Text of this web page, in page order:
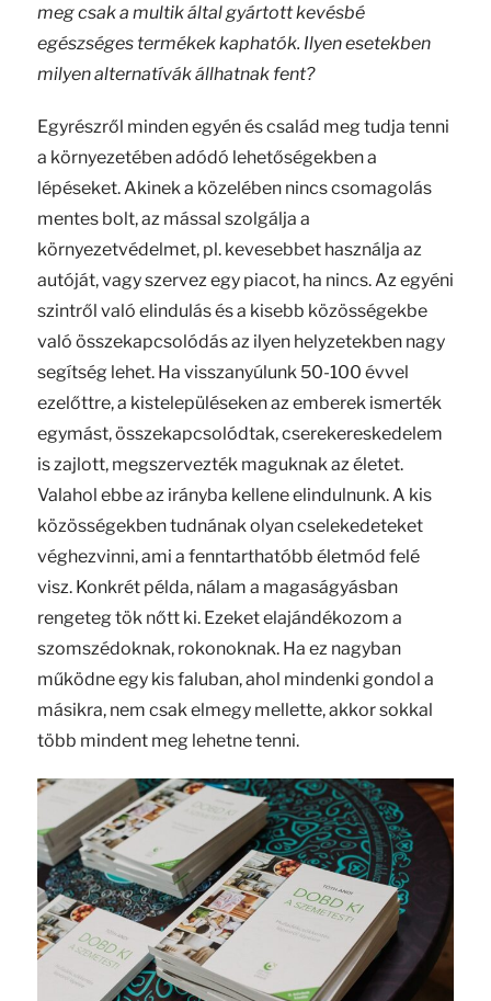
meg csak a multik által gyártott kevésbé
egészséges termékek kaphatók. Ilyen esetekben
milyen alternatívák állhatnak fent?
Egyrészről minden egyén és család meg tudja tenni
a környezetében adódó lehetőségekben a
lépéseket. Akinek a közelében nincs csomagolás
mentes bolt, az mással szolgálja a
környezetvédelmet, pl. kevesebbet használja az
autóját, vagy szervez egy piacot, ha nincs. Az egyéni
szintről való elindulás és a kisebb közösségekbe
való összekapcsolódás az ilyen helyzetekben nagy
segítség lehet. Ha visszanyúlunk 50-100 évvel
ezelőttre, a kistelepüléseken az emberek ismerték
egymást, összekapcsolódtak, cserekereskedelem
is zajlott, megszervezték maguknak az életet.
Valahol ebbe az irányba kellene elindulnunk. A kis
közösségekben tudnának olyan cselekedeteket
véghezvinni, ami a fenntarthatóbb életmód felé
visz. Konkrét példa, nálam a magaságyásban
rengeteg tök nőtt ki. Ezeket elajándékozom a
szomszédoknak, rokonoknak. Ha ez nagyban
működne egy kis faluban, ahol mindenki gondol a
másikra, nem csak elmegy mellette, akkor sokkal
több mindent meg lehetne tenni.